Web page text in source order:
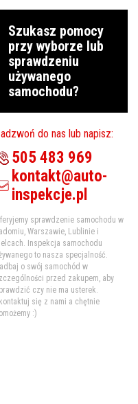
Szukasz pomocy
przy wyborze lub
sprawdzeniu
używanego
samochodu?
do nas lub napisz:
505 483 969
kontakt@auto-
inspekcje.pl
sprawdzenie samochodu w
Warszawie, Lublinie i
Inspekcja samochodu
to nasza specjalność.
o swój samochód w
przed zakupem, aby
czy nie ma usterek.
się z nami a chętnie
:)